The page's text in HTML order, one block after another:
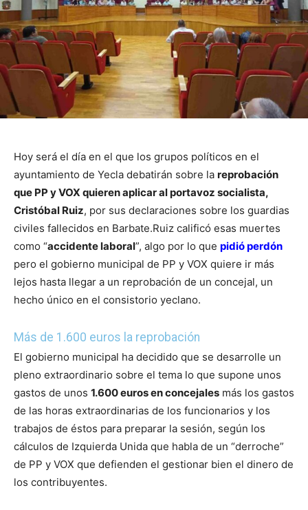
Hoy será el día en el que los grupos políticos en el
ayuntamiento de Yecla debatirán sobre la reprobación
que PP y VOX quieren aplicar al portavoz socialista,
Cristóbal Ruiz, por sus declaraciones sobre los guardias
civiles fallecidos en Barbate.Ruiz calificó esas muertes
como “accidente laboral”, algo por lo que pidió perdón
pero el gobierno municipal de PP y VOX quiere ir más
lejos hasta llegar a un reprobación de un concejal, un
hecho único en el consistorio yeclano.
Más de 1.600 euros la reprobación
El gobierno municipal ha decidido que se desarrolle un
pleno extraordinario sobre el tema lo que supone unos
gastos de unos 1.600 euros en concejales más los gastos
de las horas extraordinarias de los funcionarios y los
trabajos de éstos para preparar la sesión, según los
cálculos de Izquierda Unida que habla de un “derroche”
de PP y VOX que defienden el gestionar bien el dinero de
los contribuyentes.